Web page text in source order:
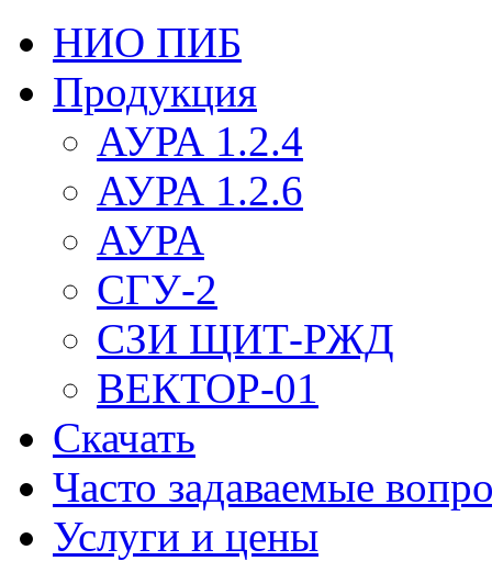
НИО ПИБ
Продукция
АУРА 1.2.4
АУРА 1.2.6
АУРА
СГУ-2
СЗИ ЩИТ-РЖД
ВЕКТОР-01
Скачать
Часто задаваемые
Услуги и цены